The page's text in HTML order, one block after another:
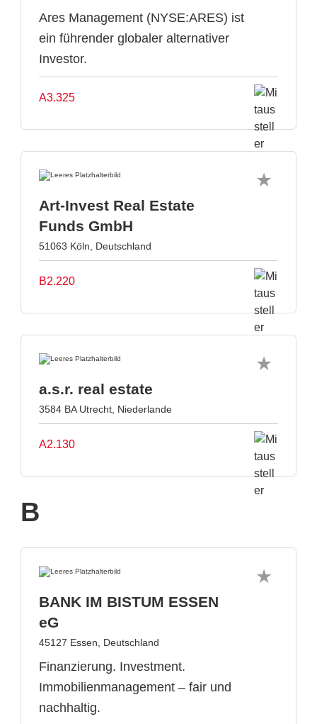
Ares Management (NYSE:ARES) ist
ein führender globaler alternativer
Investor.
A3.325
Art-Invest Real Estate
Funds GmbH
51063 Köln, Deutschland
B2.220
a.s.r. real estate
3584 BA Utrecht, Niederlande
A2.130
B
BANK IM BISTUM ESSEN
eG
45127 Essen, Deutschland
Finanzierung. Investment.
Immobilienmanagement – fair und
nachhaltig.